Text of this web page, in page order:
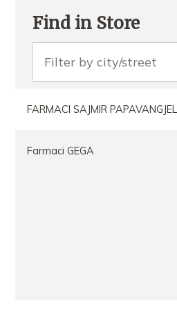
Find in Store
FARMACI SAJMIR
Farmaci GEGA